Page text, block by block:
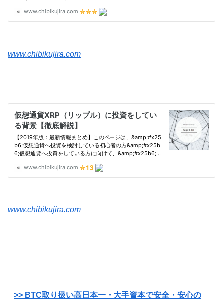
www.chibikujira.com
www.chibikujira.com
>> BTC取り扱い高日本一・大手資本で安全・安心の